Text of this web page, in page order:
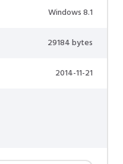
Windows 8.1
29184 bytes
2014-11-21